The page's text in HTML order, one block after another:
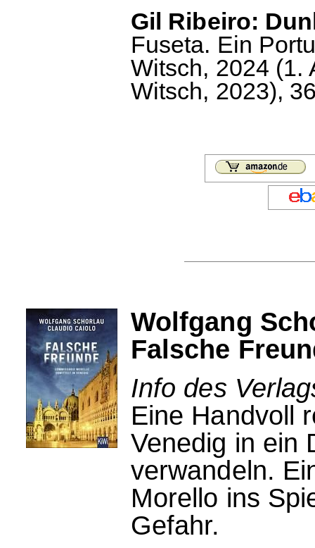
Gil Ribeiro:
Fuseta. Ein
Witsch, 2024 (1.
Witsch, 2023),
Wolfgang
Falsche
Info des
Eine Handvoll
Venedig in ein
verwandeln.
Morello ins
Gefahr.